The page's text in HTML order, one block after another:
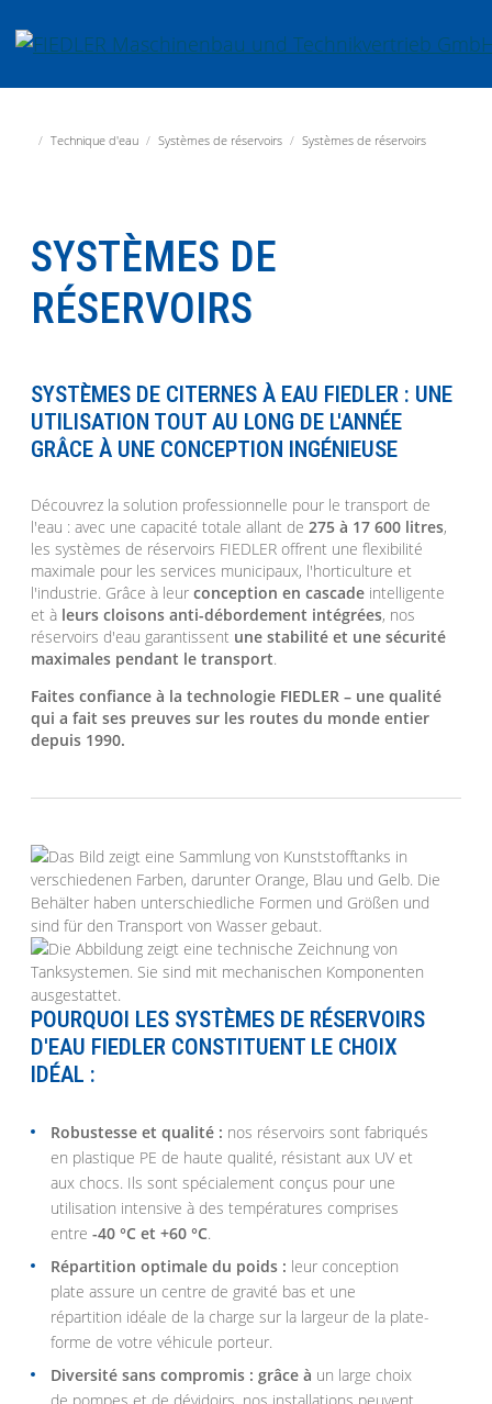
Fiedler Maschinenbau und Technikvertrieb GmbH
Technique d'eau Systèmes de réservoirs Systèmes de réservoirs
SYSTÈMES DE
RÉSERVOIRS
SYSTÈMES DE CITERNES À EAU FIEDLER : UNE
UTILISATION TOUT AU LONG DE L'ANNÉE
GRÂCE À UNE CONCEPTION INGÉNIEUSE
Découvrez la solution professionnelle pour le transport de
l'eau : avec une capacité totale allant de 275 à 17 600 litres,
les systèmes de réservoirs FIEDLER offrent une flexibilité
maximale pour les services municipaux, l'horticulture et
l'industrie. Grâce à leur conception en cascade intelligente
et à leurs cloisons anti-débordement intégrées, nos
réservoirs d'eau garantissent une stabilité et une sécurité
maximales pendant le transport.
Faites confiance à la technologie FIEDLER – une qualité
qui a fait ses preuves sur les routes du monde entier
depuis 1990.
POURQUOI LES SYSTÈMES DE RÉSERVOIRS
D'EAU FIEDLER CONSTITUENT LE CHOIX
IDÉAL :
Robustesse et qualité : nos réservoirs sont fabriqués
en plastique PE de haute qualité, résistant aux UV et
aux chocs. Ils sont spécialement conçus pour une
utilisation intensive à des températures comprises
entre-40 °C et +60 °C.
Répartition optimale du poids : leur conception
plate assure un centre de gravité bas et une
répartition idéale de la charge sur la largeur de la plate-
forme de votre véhicule porteur.
Diversité sans compromis : grâce à un large choix